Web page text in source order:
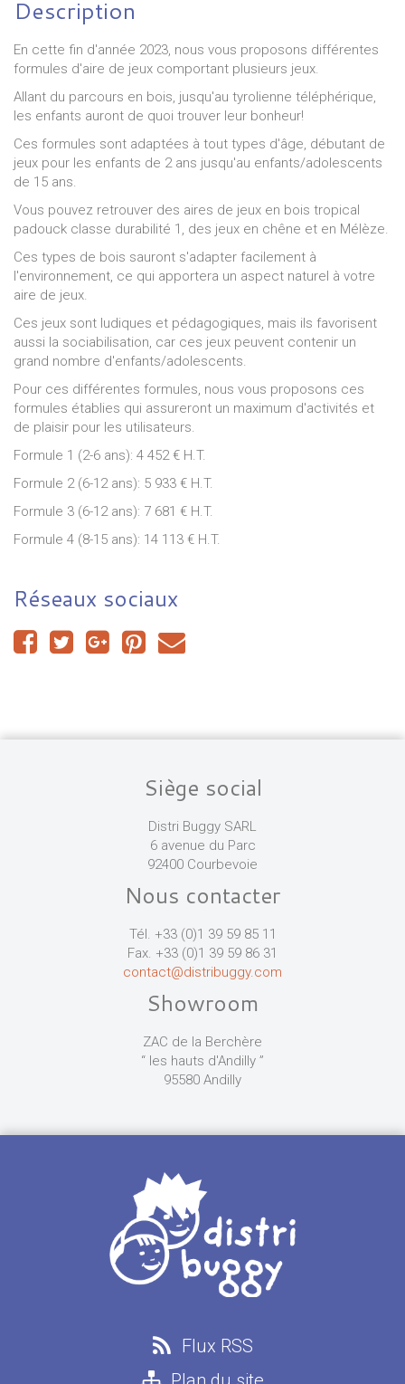
Description
En cette fin d'année 2023, nous vous proposons différentes
formules d'aire de jeux comportant plusieurs jeux.
Allant du parcours en bois, jusqu'au tyrolienne téléphérique,
les enfants auront de quoi trouver leur bonheur!
Ces formules sont adaptées à tout types d'âge, débutant de
jeux pour les enfants de 2 ans jusqu'au enfants/adolescents
de 15 ans.
Vous pouvez retrouver des aires de jeux en bois tropical
padouck classe durabilité 1, des jeux en chêne et en Mélèze.
Ces types de bois sauront s'adapter facilement à
l'environnement, ce qui apportera un aspect naturel à votre
aire de jeux.
Ces jeux sont ludiques et pédagogiques, mais ils favorisent
aussi la sociabilisation, car ces jeux peuvent contenir un
grand nombre d'enfants/adolescents.
Pour ces différentes formules, nous vous proposons ces
formules établies qui assureront un maximum d'activités et
de plaisir pour les utilisateurs.
Formule 1 (2-6 ans): 4 452 € H.T.
Formule 2 (6-12 ans): 5 933 € H.T.
Formule 3 (6-12 ans): 7 681 € H.T.
Formule 4 (8-15 ans): 14 113 € H.T.
Réseaux sociaux
Siège social
Distri Buggy SARL
6 avenue du Parc
92400 Courbevoie
Nous contacter
Tél. +33 (0)1 39 59 85 11
Fax. +33 (0)1 39 59 86 31
contact@distribuggy.com
Showroom
ZAC de la Berchère
“ les hauts d'Andilly ”
95580 Andilly
Flux RSS